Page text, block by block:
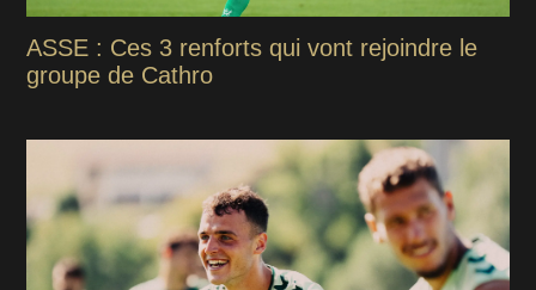
ASSE : Ces 3 renforts qui vont rejoindre le
groupe de Cathro